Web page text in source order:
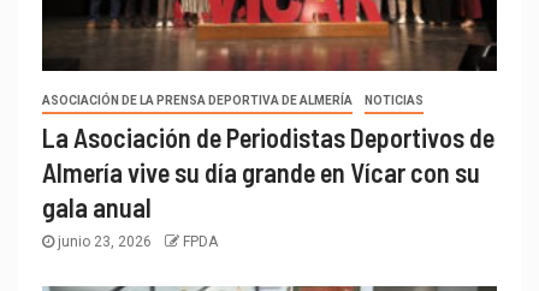
ASOCIACIÓN DE LA PRENSA DEPORTIVA DE ALMERÍA NOTICIAS
La Asociación de Periodistas Deportivos de
Almería vive su día grande en Vícar con su
gala anual
junio 23, 2026 FPDA